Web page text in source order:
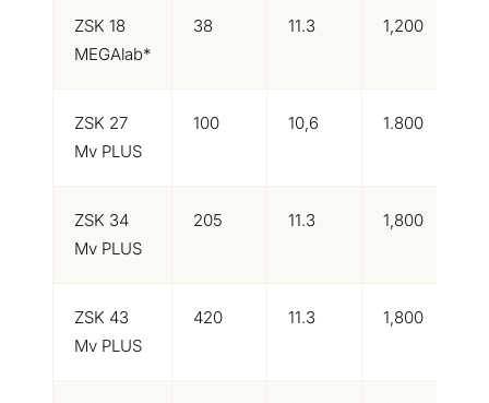
ZSK 18
MEGAlab*
38 11.3 1,200
ZSK 27
Mv PLUS
100 10,6 1.800
ZSK 34
Mv PLUS
205 11.3 1,800
ZSK 43
Mv PLUS
420 11.3 1,800